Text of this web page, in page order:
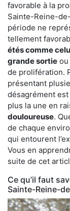
favorable à la
Sainte-Reine-
période ne
tellement
étés comme
grande sortie ou
de prolifération.
présentant
désagrément
plus la une en
douloureuse.
de chaque
qui entourent
Vous en
suite de cet
Ce qu’il faut
Sainte-Reine-